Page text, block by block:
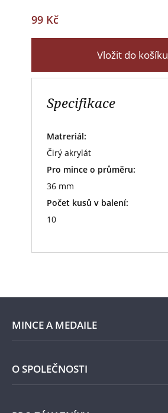
99 Kč
Vložit do košíku
Specifikace
Matreriál:
Čirý akrylát
Pro mince o průměru:
36 mm
Počet kusů v balení:
10
MINCE A MEDAILE
E-shop
O SPOLEČNOSTI
Národní Pokladnice